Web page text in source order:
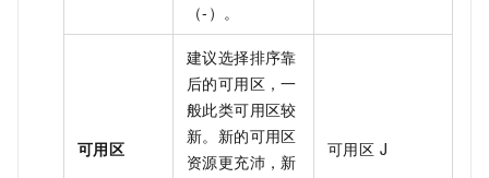
（-）。
可用区
建议选择排序靠
后的可用区，一
般此类可用区较
新。新的可用区
资源更充沛，新
可用区 J